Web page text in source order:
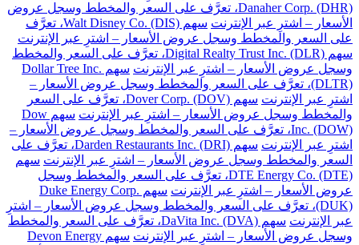
Danaher Corp. (DHR)، تعرَّف على السعر والمخطط وسجل عروض
الأسعار – اشترِ عبر الإنترنت
سهم Walt Disney Co. (DIS)، تعرَّف
على السعر والمخطط وسجل عروض الأسعار – اشترِ عبر الإنترنت
سهم Digital Realty Trust Inc. (DLR)، تعرَّف على السعر والمخطط
وسجل عروض الأسعار – اشترِ عبر الإنترنت
سهم Dollar Tree Inc.
(DLTR)، تعرَّف على السعر والمخطط وسجل عروض الأسعار –
اشترِ عبر الإنترنت
سهم Dover Corp. (DOV)، تعرَّف على السعر
والمخطط وسجل عروض الأسعار – اشترِ عبر الإنترنت
سهم Dow
Inc. (DOW)، تعرَّف على السعر والمخطط وسجل عروض الأسعار –
اشترِ عبر الإنترنت
سهم Darden Restaurants Inc. (DRI)، تعرَّف على
السعر والمخطط وسجل عروض الأسعار – اشترِ عبر الإنترنت سهم
DTE Energy Co. (DTE)، تعرَّف على السعر والمخطط وسجل
عروض الأسعار – اشترِ عبر الإنترنت
سهم Duke Energy Corp.
(DUK)، تعرَّف على السعر والمخطط وسجل عروض الأسعار – اشترِ
عبر الإنترنت
سهم DaVita Inc. (DVA)، تعرَّف على السعر والمخطط
وسجل عروض الأسعار – اشترِ عبر الإنترنت
سهم Devon Energy